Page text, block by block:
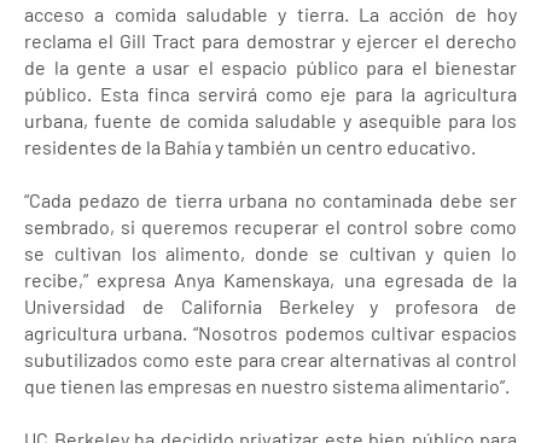
acceso a comida saludable y tierra. La acción de hoy
reclama el Gill Tract para demostrar y ejercer el derecho
de la gente a usar el espacio público para el bienestar
público. Esta finca servirá como eje para la agricultura
urbana, fuente de comida saludable y asequible para los
residentes de la Bahía y también un centro educativo.
“Cada pedazo de tierra urbana no contaminada debe ser
sembrado, si queremos recuperar el control sobre como
se cultivan los alimento, donde se cultivan y quien lo
recibe,” expresa Anya Kamenskaya, una egresada de la
Universidad de California Berkeley y profesora de
agricultura urbana. “Nosotros podemos cultivar espacios
subutilizados como este para crear alternativas al control
que tienen las empresas en nuestro sistema alimentario”.